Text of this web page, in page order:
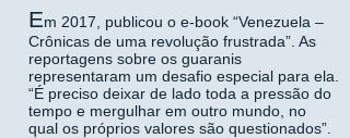
Em 2017, publicou o e-book “Venezuela –
Crônicas de uma revolução frustrada”. As
reportagens sobre os guaranis
representaram um desafio especial para ela.
“É preciso deixar de lado toda a pressão do
tempo e mergulhar em outro mundo, no
qual os próprios valores são questionados”.